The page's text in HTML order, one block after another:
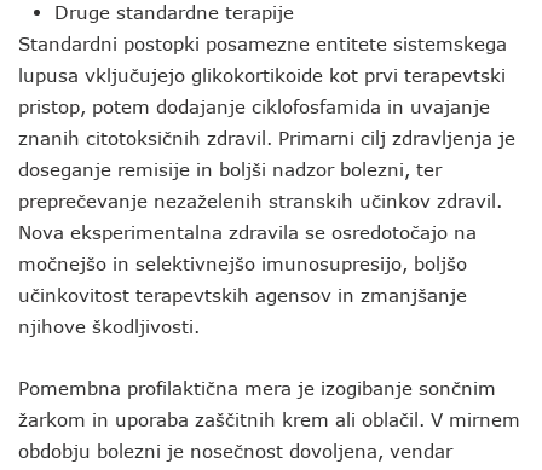
Druge standardne terapije
Standardni postopki posamezne entitete sistemskega
lupusa vključujejo glikokortikoide kot prvi terapevtski
pristop, potem dodajanje ciklofosfamida in uvajanje
znanih citotoksičnih zdravil. Primarni cilj zdravljenja je
doseganje remisije in boljši nadzor bolezni, ter
preprečevanje nezaželenih stranskih učinkov zdravil.
Nova eksperimentalna zdravila se osredotočajo na
močnejšo in selektivnejšo imunosupresijo, boljšo
učinkovitost terapevtskih agensov in zmanjšanje
njihove škodljivosti.
Pomembna profilaktična mera je izogibanje sončnim
žarkom in uporaba zaščitnih krem ali oblačil. V mirnem
obdobju bolezni je nosečnost dovoljena, vendar